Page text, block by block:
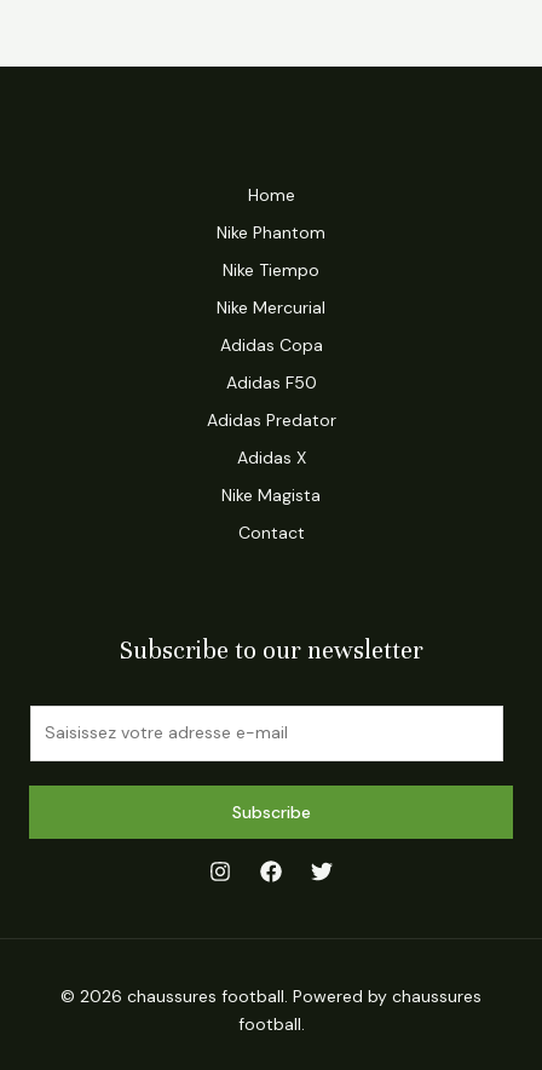
Home
Nike Phantom
Nike Tiempo
Nike Mercurial
Adidas Copa
Adidas F50
Adidas Predator
Adidas X
Nike Magista
Contact
Subscribe to our newsletter
Subscribe
© 2026 chaussures football. Powered by chaussures
football.